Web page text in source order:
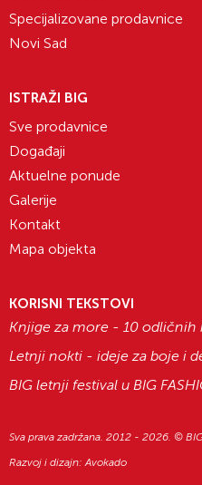
Prodajno mesto
šoping centra, dok je
Ukoliko imate bilo
899 80 80
Radno vreme Inhalika
Sadu je svakog dana
rado očekujemo!
Specijalizovane prodavnice
Novi Sad
ISTRAŽI BIG
Sve prodavnice
Događaji
Aktuelne ponude
Galerije
Kontakt
Mapa objekta
KORISNI TEKSTOVI
Knjige za more - 10 odličnih
Letnji nokti - ideje za boje i
BIG letnji festival u BIG
Sva prava zadržana. 2012 - 2026. ©
Razvoj i dizajn:Avokado